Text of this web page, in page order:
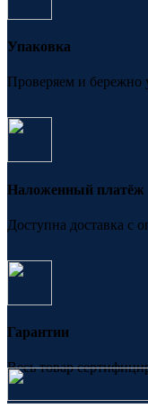
Упаковка
Проверяем и бережно
Наложенный платёж
Доступна доставка с
Гарантии
Весь товар